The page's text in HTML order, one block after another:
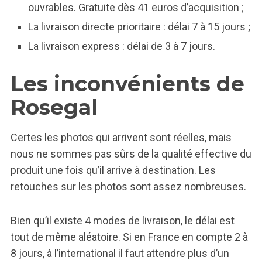
ouvrables. Gratuite dès 41 euros d’acquisition ;
La livraison directe prioritaire : délai 7 à 15 jours ;
La livraison express : délai de 3 à 7 jours.
Les inconvénients de
Rosegal
Certes les photos qui arrivent sont réelles, mais
nous ne sommes pas sûrs de la qualité effective du
produit une fois qu’il arrive à destination. Les
retouches sur les photos sont assez nombreuses.
Bien qu’il existe 4 modes de livraison, le délai est
tout de même aléatoire. Si en France en compte 2 à
8 jours, à l’international il faut attendre plus d’un